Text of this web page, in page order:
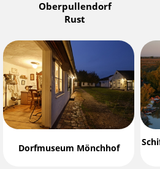
Oberpullendorf
Rust
Dorfmuseum Mönchhof